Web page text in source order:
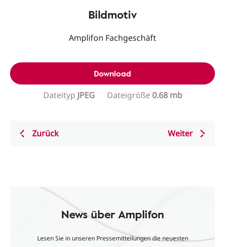
Bildmotiv
Amplifon Fachgeschäft
Download
Dateityp JPEG Dateigröße 0.68 mb
Zurück Weiter
News über Amplifon
Lesen Sie in unseren Pressemitteilungen die neuesten